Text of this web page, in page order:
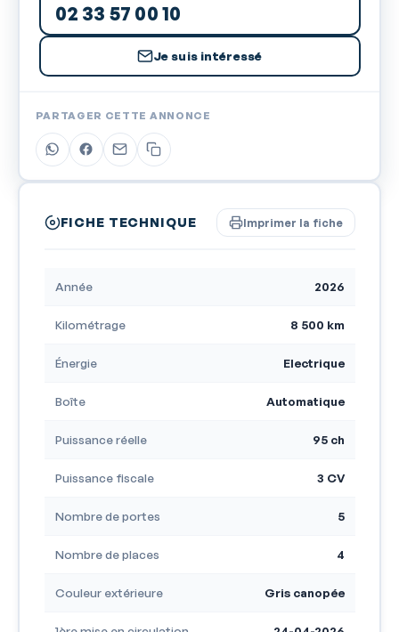
FICHE TECHNIQUE Imprimer la fiche
Année 2026
Kilométrage 8 500 km
Énergie Electrique
Boîte Automatique
Puissance réelle 95 ch
Puissance fiscale 3 CV
Nombre de portes 5
Nombre de places 4
Couleur extérieure Gris canopée
02 33 57 00 10
Je suis intéressé
PARTAGER CETTE ANNONCE